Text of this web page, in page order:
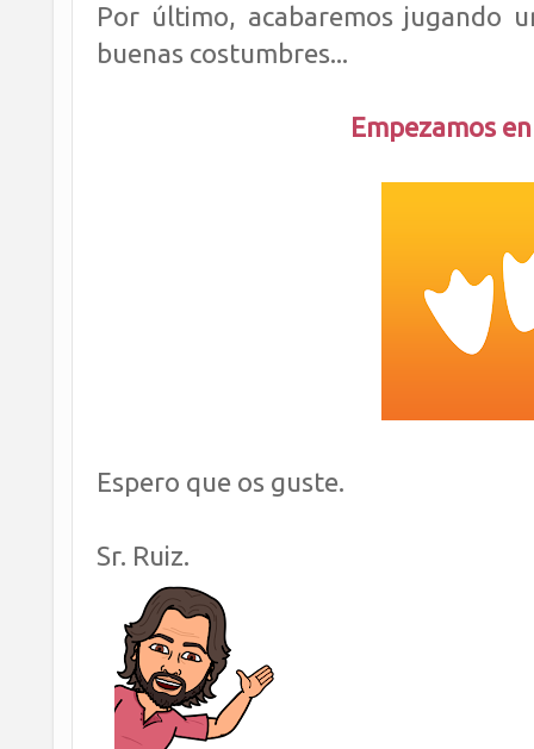
Por último, acabaremos jugando
buenas costumbres...
Empezamos
Espero que os guste.
Sr. Ruiz.